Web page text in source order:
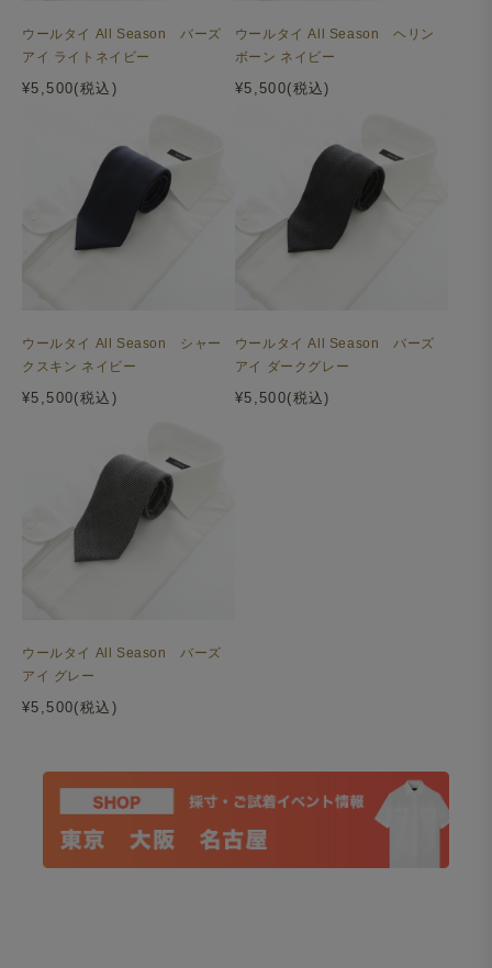
ウールタイ All Season バーズ
アイ ライトネイビー
¥5,500(税込)
ウールタイ All Season ヘリン
ボーン ネイビー
¥5,500(税込)
ウールタイ All Season シャー
クスキン ネイビー
¥5,500(税込)
ウールタイ All Season バーズ
アイ ダークグレー
¥5,500(税込)
ウールタイ All Season バーズ
アイ グレー
¥5,500(税込)